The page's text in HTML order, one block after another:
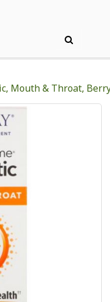
Mouth & Throat,